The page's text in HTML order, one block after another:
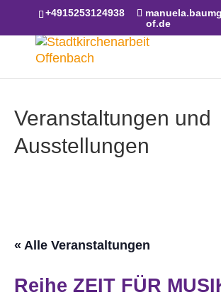
Skip to content+4915253124938
of.de
Veranstaltungen und
Ausstellungen
« Alle Veranstaltungen
Reihe ZEIT FÜR